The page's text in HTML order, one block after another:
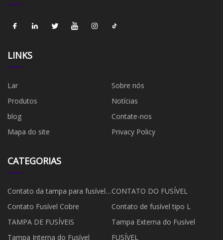
LINKS
Lar
Sobre nós
Produtos
Notícias
blog
Contate-nos
Mapa do site
Privacy Policy
CATEGORIAS
Contato da tampa para fusível
EV
CONTATO DO FUSÍVEL
Contato Fusível Cobre
Contato de fusível tipo L
TAMPA DE FUSÍVEIS
Tampa Externa do Fusível
Tampa Interna do Fusível
FUSÍVEL